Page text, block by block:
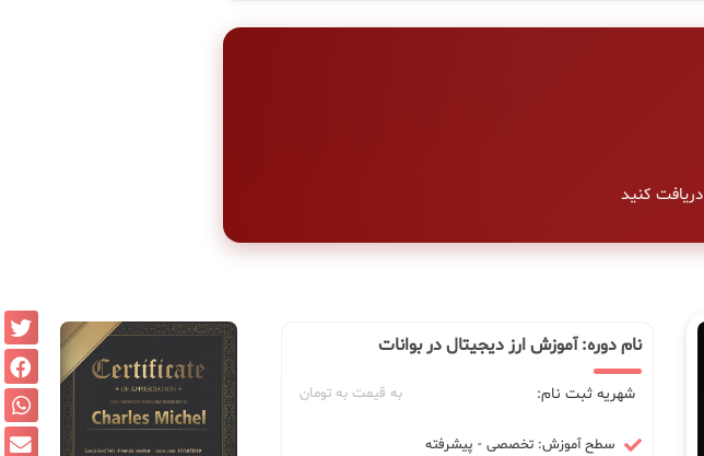
نام دوره: آموزش ارز دیجیتال در بوانات
شهریه ثبت نام: به قیمت به تومان
سطح آموزش: تخصصی - پیشرفته